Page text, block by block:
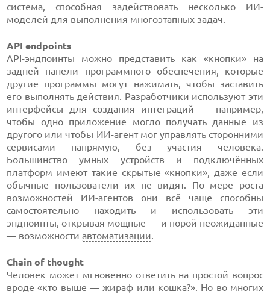
система, способная задействовать несколько ИИ-
моделей для выполнения многоэтапных задач.
API endpoints
API-эндпоинты можно представить как «кнопки» на
задней панели программного обеспечения, которые
другие программы могут нажимать, чтобы заставить
его выполнять действия. Разработчики используют эти
интерфейсы для создания интеграций — например,
чтобы одно приложение могло получать данные из
другого или чтобы ИИ-агентмог управлять сторонними
сервисами напрямую, без участия человека.
Большинство умных устройств и подключённых
платформ имеют такие скрытые «кнопки», даже если
обычные пользователи их не видят. По мере роста
возможностей ИИ-агентов они всё чаще способны
самостоятельно находить и использовать эти
эндпоинты, открывая мощные — и порой неожиданные
— возможностиавтоматизации.
Chain of thought
Человек может мгновенно ответить на простой вопрос
вроде «кто выше — жираф или кошка?». Но во многих